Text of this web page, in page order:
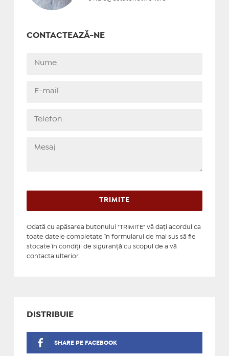
CONTACTEAZĂ-NE
Odată cu apăsarea butonului "TRIMITE" vă daţi acordul ca
toate datele completate în formularul de mai sus să fie
stocate în condiţii de siguranţă cu scopul de a vă
contacta ulterior.
DISTRIBUIE
SHARE PE FACEBOOK